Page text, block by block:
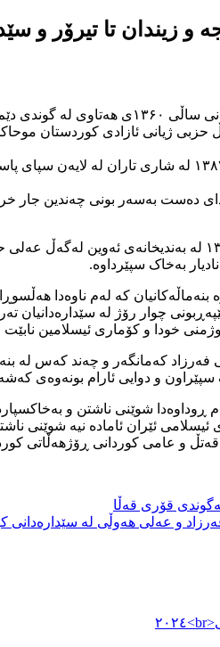
زیندان تا تیرۆر و
شیرین عەلەم هۆلی لەدایک
دەست بەسەر بونی چەندین جار
شیرین عەلەم هۆلی لە بڕواری ۱۹ی گوڵانی
بەخاک سپێرداوە.
بنەماڵەکانیان کە لەم ناوەدا
تێپەڕبونی چوار رۆژ لە
خودا و کۆماری ئیسلامین
۱۳۸۹ی هەتاویی ، دایکی فەرزاد
سپێراون و دوایی ئارام بونەوەی
شوێنی ناشتن و
ئێران ئامادە نیە شوێنی
و عامی کوردانی ڕۆژهەڵاتی
قۆری قەڵا
و عەلی هەوڵی لە سێدارەدانی